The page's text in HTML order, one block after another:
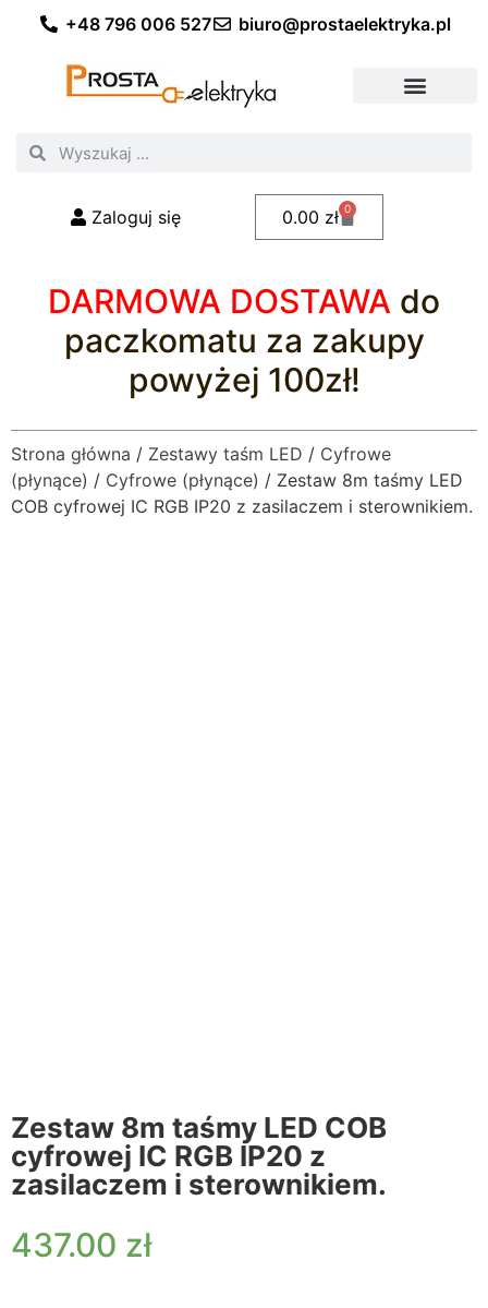
+48 796 006 527 biuro@prostaelektryka.pl
Zaloguj się 0.00 zł 0
DARMOWA DOSTAWA do
paczkomatu za zakupy
powyżej 100zł!
Strona główna / Zestawy taśm LED / Cyfrowe
(płynące) / Cyfrowe (płynące) / Zestaw 8m taśmy LED
COB cyfrowej IC RGB IP20 z zasilaczem i sterownikiem.
Zestaw 8m taśmy LED COB
cyfrowej IC RGB IP20 z
zasilaczem i sterownikiem.
437.00 zł